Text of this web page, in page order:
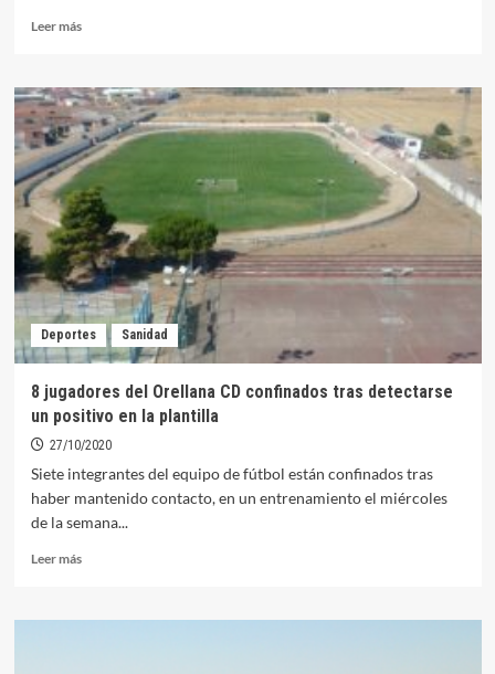
Leer másLeer
El
Centro
de
Salud
empieza
a
administrar
las
segundas
dosis
de
AstraZeneca
a
los
de
60
Deportes Sanidad
8 jugadores del Orellana CD confinados tras detectarse
un positivo en la plantilla
27/10/2020
Siete integrantes del equipo de fútbol están confinados tras
haber mantenido contacto, en un entrenamiento el miércoles
de la semana...
Leer másLeer
8